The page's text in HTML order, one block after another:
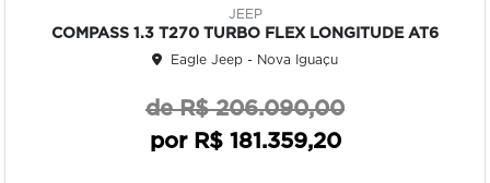
JEEP
COMPASS 1.3 T270 TURBO FLEX LONGITUDE AT6
Eagle Jeep - Nova Iguaçu
de R$ 206.090,00
por R$ 181.359,20